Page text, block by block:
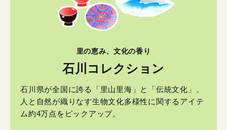
里の恵み、文化の香り
石川コレクション
石川県が全国に誇る「里山里海」と「伝統文化」。
人と自然が織りなす生物文化多様性に関するアイテ
ム約4万点をピックアップ。